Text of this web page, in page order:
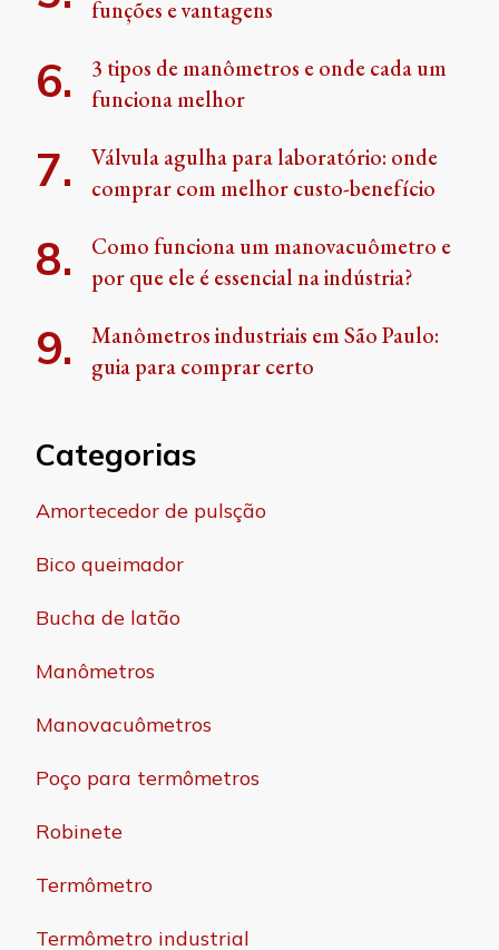
funções e vantagens
3 tipos de manômetros e onde cada um
funciona melhor
Válvula agulha para laboratório: onde
comprar com melhor custo-benefício
Como funciona um manovacuômetro e
por que ele é essencial na indústria?
Manômetros industriais em São Paulo:
guia para comprar certo
Categorias
Amortecedor de pulsção
Bico queimador
Bucha de latão
Manômetros
Manovacuômetros
Poço para termômetros
Robinete
Termômetro
Termômetro industrial